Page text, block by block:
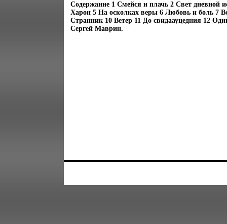
Содержание 1 Смейся и плачь 2 Свет дневной
Харон 5 На осколках веры 6 Любовь и боль 7
Странник 10 Ветер 11 До свидаауцедния 12
Сергей Маврин.